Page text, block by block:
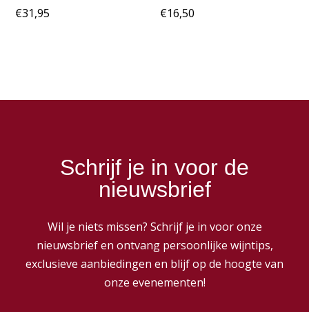
€31,95 €16,50
Schrijf je in voor de
nieuwsbrief
Wil je niets missen? Schrijf je in voor onze
nieuwsbrief en ontvang persoonlijke wijntips,
exclusieve aanbiedingen en blijf op de hoogte van
onze evenementen!